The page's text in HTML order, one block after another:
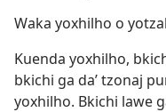
Waka yoxhilho o
Kuenda yoxhilho,
bkichi ga daʼ tzonaj
yoxhilho. Bkichi lawe